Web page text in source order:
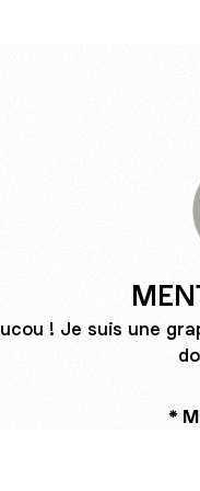
! Je suis une
*